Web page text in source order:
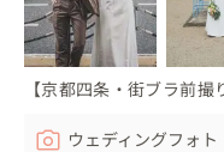
【京都四条・街ブラ前
ウェディングフォト